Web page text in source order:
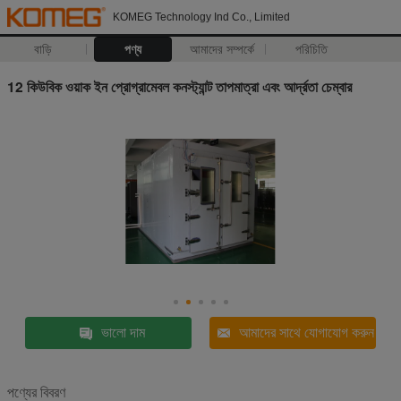
KOMEG Technology Ind Co., Limited
বাড়ি পণ্য আমাদের সম্পর্কে পরিচিতি
12 কিউবিক ওয়াক ইন প্রোগ্রামেবল কনস্ট্যান্ট তাপমাত্রা এবং আর্দ্রতা চেম্বার
ভালো দাম আমাদের সাথে যোগাযোগ করুন
পণ্যের বিবরণ